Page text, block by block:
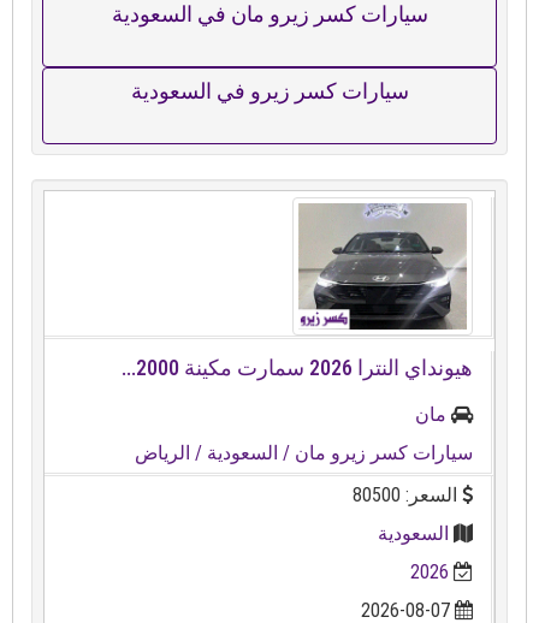
سيارات كسر زيرو مان في السعودية
سيارات كسر زيرو في السعودية
هيونداي النترا ⁦⁦2026⁩⁩ سمارت مكينة ⁦⁦2000⁩⁩...
مان
سيارات كسر زيرو مان/ السعودية/ الرياض
السعر: 80500
السعودية
2026
2026-08-07